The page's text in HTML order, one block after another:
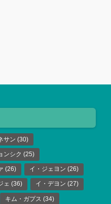
サン (30)
ンシク (25)
(26) イ・ジェヨン (26)
ェ (36) イ・デヨン (27)
キム・ガプス (34)